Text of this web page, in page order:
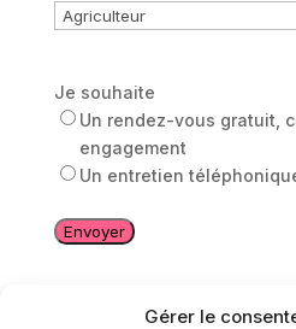
Gérer le
Je souhaite
Un rendez-vous gratuit,
engagement
Un entretien